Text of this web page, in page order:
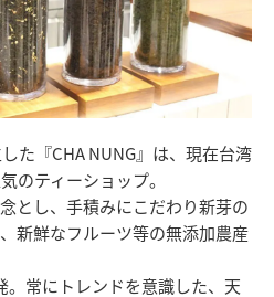
た『CHA NUNG』は、現在台湾
のティーショップ。
とし、手積みにこだわり新芽の
新鮮なフルーツ等の無添加農産
常にトレンドを意識した、天